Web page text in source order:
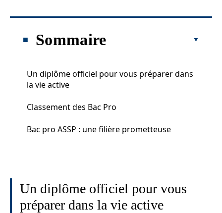
Sommaire
Un diplôme officiel pour vous préparer dans
la vie active
Classement des Bac Pro
Bac pro ASSP : une filière prometteuse
Un diplôme officiel pour vous
préparer dans la vie active